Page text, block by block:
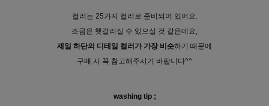
컬러는 25가지 컬러로 준비되어 있어요.
조금은 헷갈리실 수 있으실 것 같은데요,
제일 하단의 디테일 컬러가 가장 비슷하기 때문에
구매 시 꼭 참고해주시기 바랍니다^^
washing tip ;